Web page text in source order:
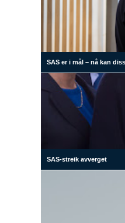
SAS er i mål – nå kan
SAS-streik avverget